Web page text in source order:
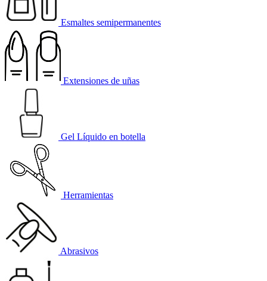
Esmaltes semipermanentes
Extensiones de uñas
Gel Líquido en botella
Herramientas
Abrasivos